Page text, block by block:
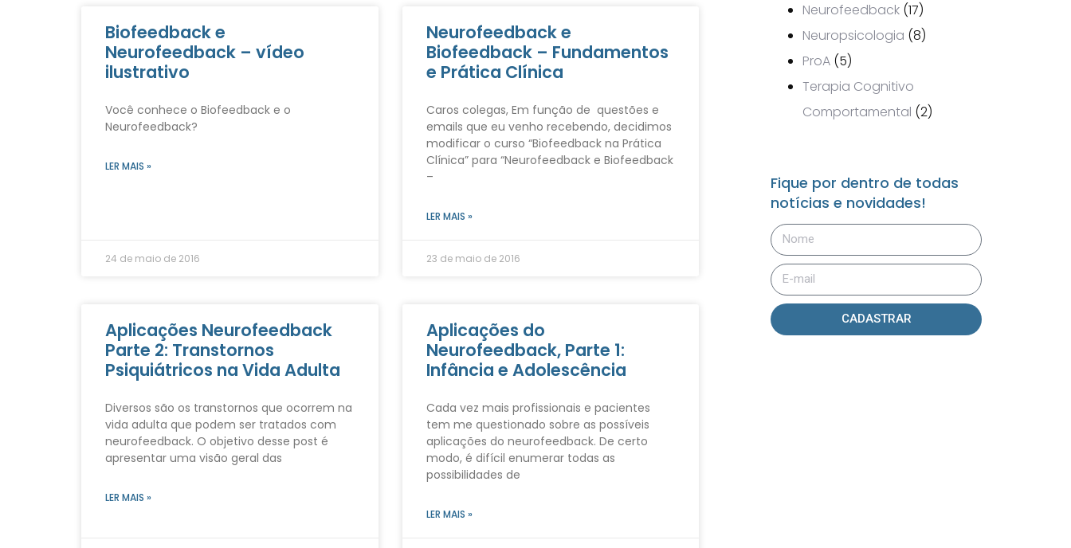
Biofeedback e
Neurofeedback – vídeo
ilustrativo
Você conhece o Biofeedback e o
Neurofeedback?
LER MAIS »
24 de maio de 2016
Neurofeedback e
Biofeedback – Fundamentos
e Prática Clínica
Caros colegas, Em função de questões e
emails que eu venho recebendo, decidimos
modificar o curso “Biofeedback na Prática
Clínica” para “Neurofeedback e Biofeedback
–
LER MAIS »
23 de maio de 2016
Aplicações Neurofeedback
Parte 2: Transtornos
Psiquiátricos na Vida Adulta
Diversos são os transtornos que ocorrem na
vida adulta que podem ser tratados com
neurofeedback. O objetivo desse post é
apresentar uma visão geral das
LER MAIS »
Aplicações do
Neurofeedback, Parte 1:
Infância e Adolescência
Cada vez mais profissionais e pacientes
tem me questionado sobre as possíveis
aplicações do neurofeedback. De certo
modo, é difícil enumerar todas as
possibilidades de
LER MAIS »
Neurofeedback (17)
Neuropsicologia (8)
ProA (5)
Terapia Cognitivo
Comportamental (2)
Fique por dentro de todas
notícias e novidades!
CADASTRAR